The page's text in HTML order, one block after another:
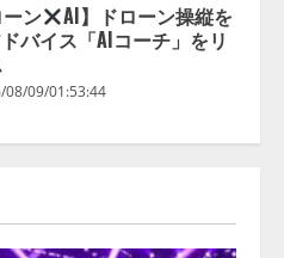
ーン
AI】ドローン操縦を
バイス「AIコーチ」をリ
08/09/01:53:44
TAIZA」および新サービ
る記者発表会を開催
08/07/17:53:45